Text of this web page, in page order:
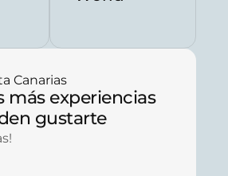
Canarias
más experiencias
gustarte